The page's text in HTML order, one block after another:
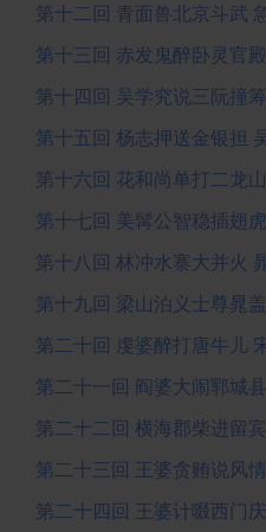
第十二回 青面兽北京斗武
第十三回 赤发鬼醉卧灵官
第十四回 吴学究说三阮撞
第十五回 杨志押送金银担
第十六回 花和尚单打二龙
第十七回 美髯公智稳插翅
第十八回 林冲水寨大并火
第十九回 梁山泊义士尊晁
第二十回 虔婆醉打唐牛儿
第二十一回 阎婆大闹郓城
第二十二回 横海郡柴进留
第二十三回 王婆贪贿说风
第二十四回 王婆计啜西门